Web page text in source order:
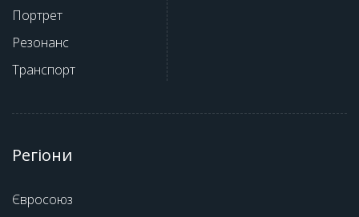
Портрет
Резонанс
Транспорт
Регіони
Євросоюз